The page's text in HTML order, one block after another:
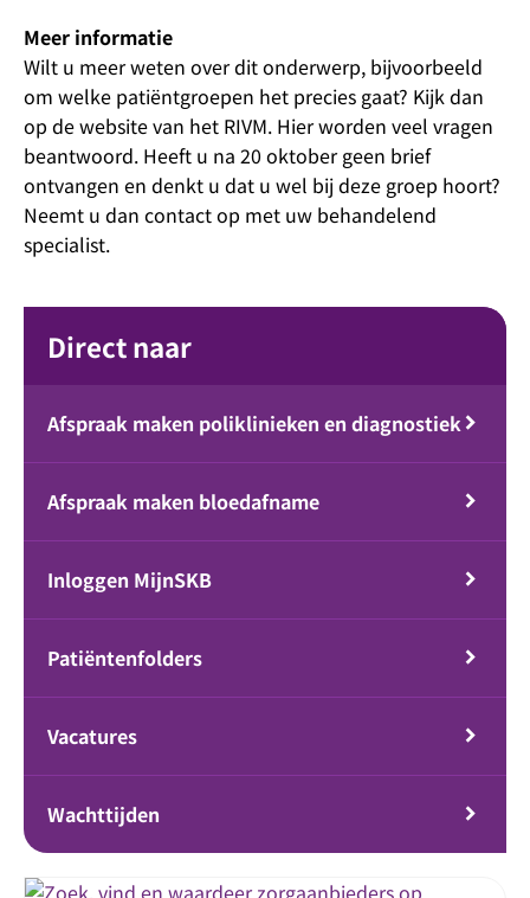
Meer informatie
Wilt u meer weten over dit onderwerp, bijvoorbeeld
om welke patiëntgroepen het precies gaat? Kijk dan
op de website van het RIVM. Hier worden veel vragen
beantwoord. Heeft u na 20 oktober geen brief
ontvangen en denkt u dat u wel bij deze groep hoort?
Neemt u dan contact op met uw behandelend
specialist.
Direct naar
Afspraak maken poliklinieken en diagnostiek
Afspraak maken bloedafname
Inloggen MijnSKB
Patiëntenfolders
Vacatures
Wachttijden